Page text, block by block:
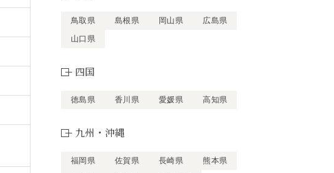
鳥取県 島根県 岡山県
広島県
山口県
四国
徳島県 香川県 愛媛県 高知県
九州・沖縄
福岡県 佐賀県 長崎県
熊本県